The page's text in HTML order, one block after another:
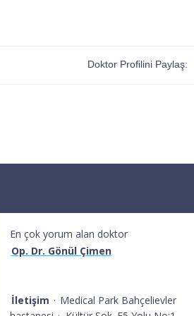
Doktor Profilini Paylaş:
En çok yorum alan doktor
Op. Dr. Gönül Çimen
İletişim · Medical Park Bahçelievler